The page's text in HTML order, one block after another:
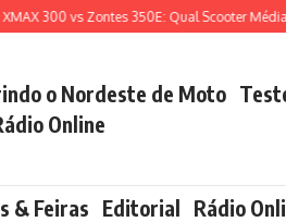
vs Zontes 350E: Qual Scooter Média Vale
o Nordeste de Moto
Online
& Feiras Editorial Rádio